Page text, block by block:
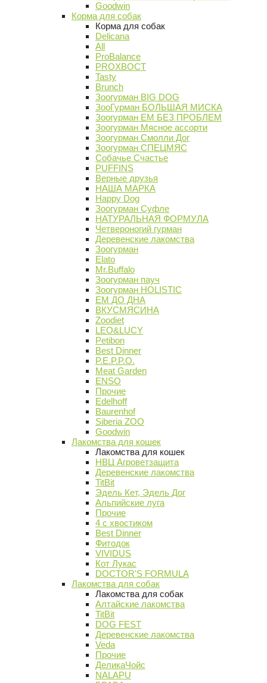
Goodwin
Корма для собак
Корма для собак
Delicana
All
ProBalance
PROХВОСТ
Tasty
Brunch
Зоогурман BIG DOG
ЗооГурман БОЛЬШАЯ МИСКА
Зоогурман ЕМ БЕЗ ПРОБЛЕМ
Зоогурман Мясное ассорти
Зоогурман Смолли Дог
Зоогурман СПЕЦМЯС
Собачье Счастье
PUFFINS
Верные друзья
НАША МАРКА
Happy Dog
Зоогурман Суфле
НАТУРАЛЬНАЯ ФОРМУЛА
Четвероногий гурман
Деревенские лакомства
Зоогурман
Elato
Mr.Buffalo
Зоогурман пауч
Зоогурман HOLISTIC
ЕМ ДО ДНА
ВКУСМЯСИНА
Zoodiet
LEO&LUCY
Petibon
Best Dinner
P.E.P.P.O.
Meat Garden
ENSO
Прочие
Edelhoff
Baurenhof
Siberia ZOO
Goodwin
Лакомства для кошек
Лакомства для кошек
НВЦ Агроветзащита
Деревенские лакомства
TitBit
Эдель Кет, Эдель Дог
Альпийские луга
Прочие
4 с хвостиком
Best Dinner
Фитодок
VIVIDUS
Кот Лукас
DOCTOR'S FORMULA
Лакомства для собак
Лакомства для собак
Алтайские лакомства
TitBit
DOG FEST
Деревенские лакомства
Veda
Прочие
ДеликаЧойс
NALAPU